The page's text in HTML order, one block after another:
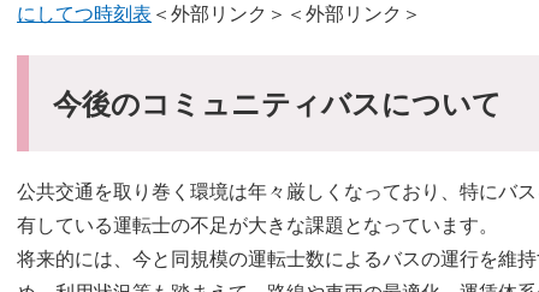
にしてつ時刻表 ＜外部リンク＞ ＜外部リンク＞
今後のコミュニティバスについて
公共交通を取り巻く環境は年々厳しくなっており、特にバ
有している運転士の不足が大きな課題となっています。
将来的には、今と同規模の運転士数によるバスの運行を維